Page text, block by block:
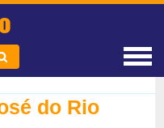
do Rio